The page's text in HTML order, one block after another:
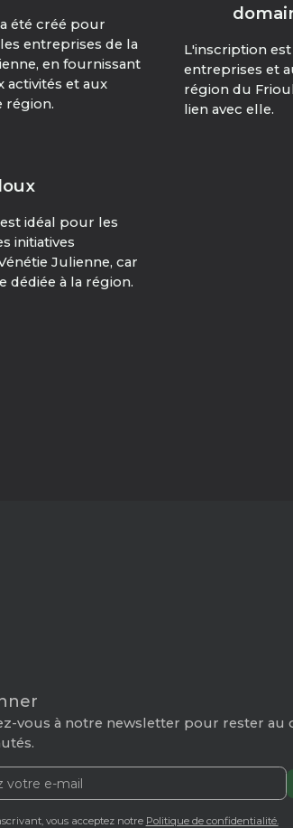
été créé pour
entreprises de la
en fournissant
activités et aux
région.
L'inscription
entreprises et
région du
lien avec elle.
idéal pour les
initiatives
Julienne, car
dédiée à la région.
vous à notre newsletter pour rester au
vous acceptez notre Politique de confidentialité.